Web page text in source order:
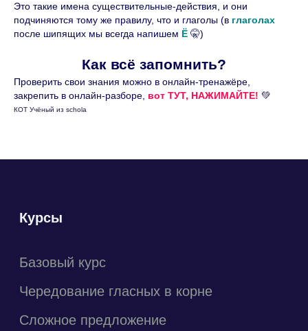
Это такие имена существительные-действия, и они
подчиняются тому же правилу, что и глаголы (в глаголах
после шипящих мы всегда напишем Ё 🤫)
Как всё запомнить?
Проверить свои знания можно в онлайн-тренажёре,
закрепить в онлайн-разборе, вот ТУТ, НАЖИМАЙТЕ! 💚
КОТ Учёный из schola
копирование материалов без
разрешение правообладателя